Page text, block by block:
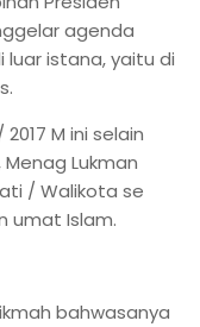
agenda
luar istana, yaitu di
M ini selain
Lukman
/ Walikota se
umat Islam.
bahwasanya